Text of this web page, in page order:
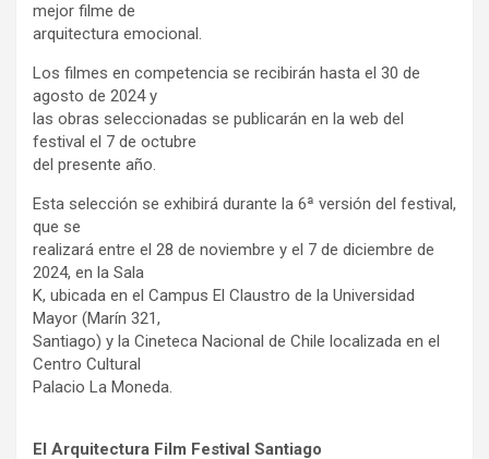
mejor filme de
arquitectura emocional.
Los filmes en competencia se recibirán hasta el 30 de
agosto de 2024 y
las obras seleccionadas se publicarán en la web del
festival el 7 de octubre
del presente año.
Esta selección se exhibirá durante la 6ª versión del festival,
que se
realizará entre el 28 de noviembre y el 7 de diciembre de
2024, en la Sala
K, ubicada en el Campus El Claustro de la Universidad
Mayor (Marín 321,
Santiago) y la Cineteca Nacional de Chile localizada en el
Centro Cultural
Palacio La Moneda.
El Arquitectura Film Festival Santiago